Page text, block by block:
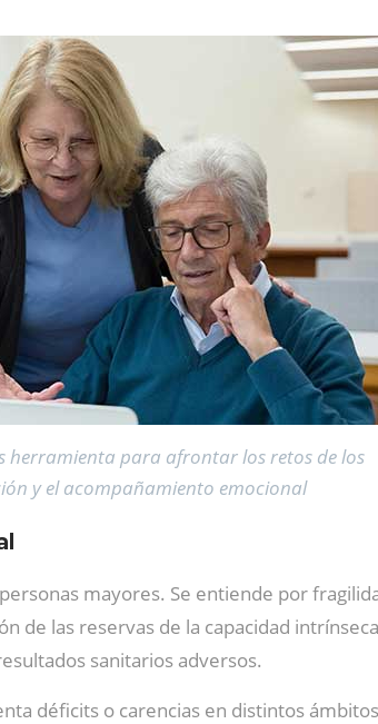
herramienta para afrontar los retos de los
y el acompañamiento emocional
mayores. Se entiende por
de las reservas de la capacidad
sanitarios adversos.
déficits o carencias en distintos